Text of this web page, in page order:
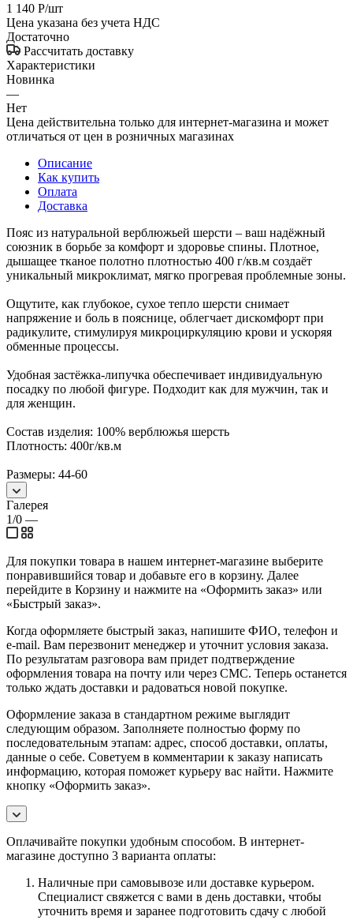
1 140 Р/шт
Цена указана без учета НДС
Достаточно
Рассчитать доставку
Характеристики
Новинка
—
Нет
Цена действительна только для интернет-магазина и может
отличаться от цен в розничных магазинах
Описание
Как купить
Оплата
Доставка
Пояс из натуральной верблюжьей шерсти – ваш надёжный
союзник в борьбе за комфорт и здоровье спины. Плотное,
дышащее тканое полотно плотностью 400 г/кв.м создаёт
уникальный микроклимат, мягко прогревая проблемные зоны.
Ощутите, как глубокое, сухое тепло шерсти снимает
напряжение и боль в пояснице, облегчает дискомфорт при
радикулите, стимулируя микроциркуляцию крови и ускоряя
обменные процессы.
Удобная застёжка-липучка обеспечивает индивидуальную
посадку по любой фигуре. Подходит как для мужчин, так и
для женщин.
Состав изделия: 100% верблюжья шерсть
Плотность: 400г/кв.м
Размеры: 44-60
Галерея
1/0 —
Для покупки товара в нашем интернет-магазине выберите
понравившийся товар и добавьте его в корзину. Далее
перейдите в Корзину и нажмите на «Оформить заказ» или
«Быстрый заказ».
Когда оформляете быстрый заказ, напишите ФИО, телефон и
e-mail. Вам перезвонит менеджер и уточнит условия заказа.
По результатам разговора вам придет подтверждение
оформления товара на почту или через СМС. Теперь останется
только ждать доставки и радоваться новой покупке.
Оформление заказа в стандартном режиме выглядит
следующим образом. Заполняете полностью форму по
последовательным этапам: адрес, способ доставки, оплаты,
данные о себе. Советуем в комментарии к заказу написать
информацию, которая поможет курьеру вас найти. Нажмите
кнопку «Оформить заказ».
Оплачивайте покупки удобным способом. В интернет-
магазине доступно 3 варианта оплаты:
Наличные при самовывозе или доставке курьером.
Специалист свяжется с вами в день доставки, чтобы
уточнить время и заранее подготовить сдачу с любой